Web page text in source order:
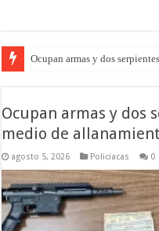
Ocupan armas y dos
Ocupan armas y dos
medio de
agosto 5, 2026 Policiacas 0